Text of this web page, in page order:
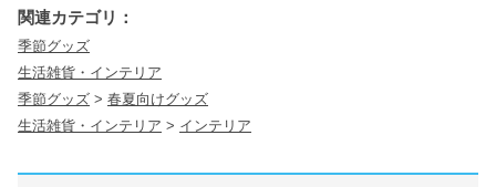
関連カテゴリ：
季節グッズ
生活雑貨・インテリア
季節グッズ > 春夏向けグッズ
生活雑貨・インテリア > インテリア